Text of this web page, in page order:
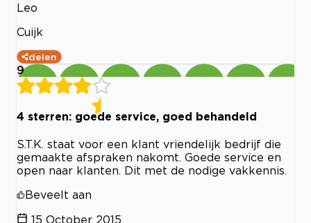
Leo
Cuijk
delen
9
4 sterren: goede service, goed behandeld
S.T.K. staat voor een klant vriendelijk bedrijf die
gemaakte afspraken nakomt. Goede service en
open naar klanten. Dit met de nodige vakkennis.
Beveelt aan
15 October 2015